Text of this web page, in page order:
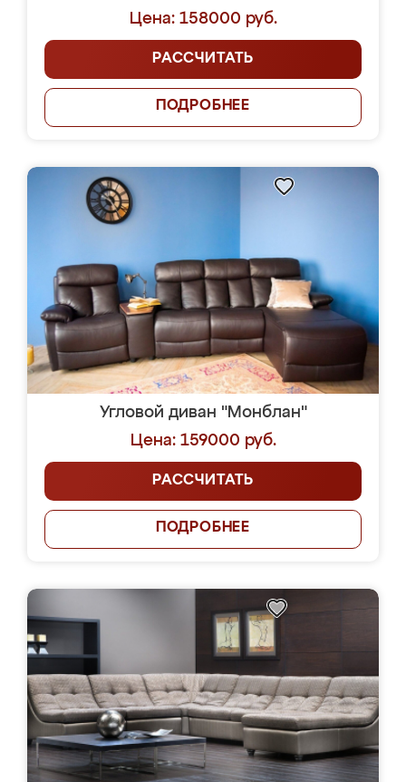
Цена: 158000 руб.
РАССЧИТАТЬ
ПОДРОБНЕЕ
Угловой диван "Монблан"
Цена: 159000 руб.
РАССЧИТАТЬ
ПОДРОБНЕЕ